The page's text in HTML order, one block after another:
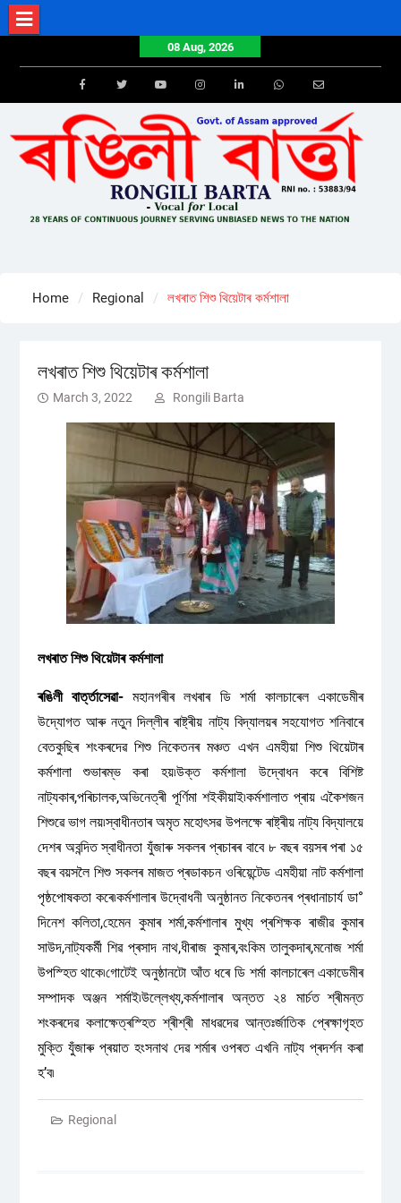
Skip
to
08 Aug, 2026
FacebookTwitterYoutube Email
Home Regional লখৰাত শিশু থিয়েটাৰ কৰ্মশালা
লখৰাত শিশু থিয়েটাৰ কৰ্মশালা
March 3, 2022 Rongili Barta
লখৰাত শিশু থিয়েটাৰ কৰ্মশালা
ৰঙিলী বাৰ্ত্তাসেৱা-মহানগৰীৰ লখৰাৰ ডি শৰ্মা কালচাৰেল একাডেমীৰ
উদ্যোগত আৰু নতুন দিল্লীৰ ৰাষ্ট্ৰীয় নাট্য বিদ্যালয়ৰ সহযোগত শনিবাৰে
বেতকুছিৰ শংকৰদেৱ শিশু নিকেতনৰ মঞ্চত এখন এমহীয়া শিশু থিয়েটাৰ
কৰ্মশালা শুভাৰম্ভ কৰা হয়৷উক্ত কৰ্মশালা উদ্বোধন কৰে বিশিষ্ট
নাট্যকাৰ,পৰিচালক,অভিনেত্ৰী পূৰ্ণিমা শইকীয়াই৷কৰ্মশালাত প্ৰায় একৈশজন
শিশুৱে ভাগ লয়৷স্বাধীনতাৰ অমৃত মহোৎসৱ উপলক্ষে ৰাষ্ট্ৰীয় নাট্য বিদ্যালয়ে
দেশৰ অবন্দিত স্বাধীনতা যুঁজাৰু সকলৰ প্ৰচাৰৰ বাবে ৮ বছৰ বয়সৰ পৰা ১৫
বছৰ বয়সলৈ শিশু সকলৰ মাজত প্ৰডাকচন ওৰিয়েন্টেড এমহীয়া নাট কৰ্মশালা
পৃষ্ঠপোষকতা কৰে৷কৰ্মশালাৰ উদ্বোধনী অনুষ্ঠানত নিকেতনৰ প্ৰধানাচাৰ্য ডা°
দিনেশ কলিতা,হেমেন কুমাৰ শৰ্মা,কৰ্মশালাৰ মুখ্য প্ৰশিক্ষক ৰাজীৱ কুমাৰ
সাউদ,নাট্যকৰ্মী শিৱ প্ৰসাদ নাথ,ধীৰাজ কুমাৰ,বংকিম তালুকদাৰ,মনোজ শৰ্মা
উপস্হিত থাকে৷গোটেই অনুষ্ঠানটো আঁত ধৰে ডি শৰ্মা কালচাৰেল একাডেমীৰ
সম্পাদক অঞ্জন শৰ্মাই৷উল্লেখ্য,কৰ্মশালাৰ অন্তত ২৪ মাৰ্চত শ্ৰীমন্ত
শংকৰদেৱ কলাক্ষেত্ৰস্হিত শ্ৰীশ্ৰী মাধৱদেৱ আন্তঃৰ্জাতিক প্ৰেক্ষাগৃহত
মুক্তি যুঁজাৰু প্ৰয়াত হংসনাথ দেৱ শৰ্মাৰ ওপৰত এখনি নাট্য প্ৰদৰ্শন কৰা
হ’ব৷
Regional